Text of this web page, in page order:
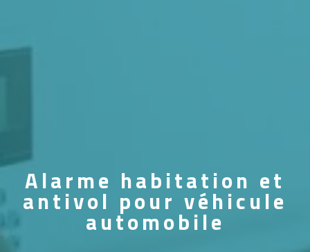
Alarme habitation et
antivol pour véhicule
automobile